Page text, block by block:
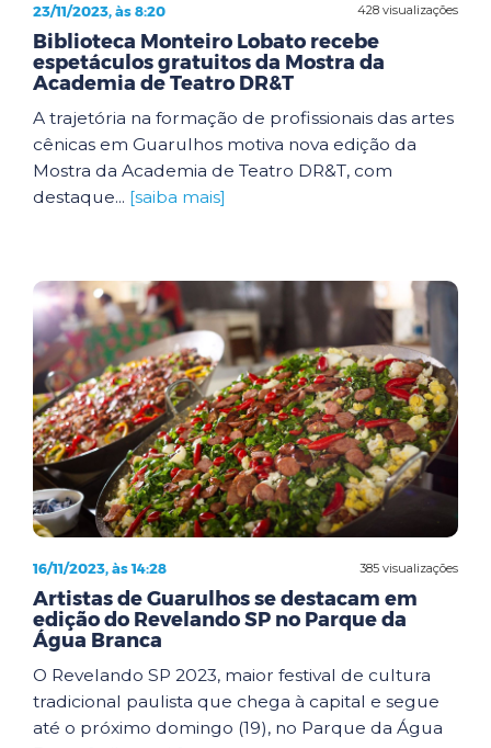
428 visualizações
23/11/2023, às 8:20
Biblioteca Monteiro Lobato recebe
espetáculos gratuitos da Mostra da
Academia de Teatro DR&T
A trajetória na formação de profissionais das artes
cênicas em Guarulhos motiva nova edição da
Mostra da Academia de Teatro DR&T, com
destaque... [saiba mais]
385 visualizações
16/11/2023, às 14:28
Artistas de Guarulhos se destacam em
edição do Revelando SP no Parque da
Água Branca
O Revelando SP 2023, maior festival de cultura
tradicional paulista que chega à capital e segue
até o próximo domingo (19), no Parque da Água